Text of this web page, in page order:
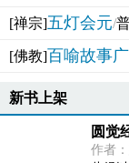
[禅宗]五灯会元/
[佛教]百喻故事
新书上架
圆觉
作者：